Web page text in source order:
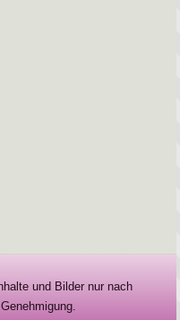
und Bilder nur nach